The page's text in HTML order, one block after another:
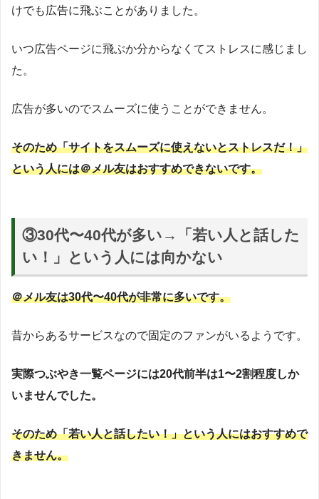
けでも広告に飛ぶことがありました。
いつ広告ページに飛ぶか分からなくてストレスに感じまし
た。
広告が多いのでスムーズに使うことができません。
そのため「サイトをスムーズに使えないとストレスだ！」
という人には＠メル友はおすすめできないです。
③30代〜40代が多い→「若い人と話した
い！」という人には向かない
＠メル友は30代〜40代が非常に多いです。
昔からあるサービスなので固定のファンがいるようです。
実際つぶやき一覧ページには20代前半は1〜2割程度しか
いませんでした。
そのため「若い人と話したい！」という人にはおすすめで
きません。